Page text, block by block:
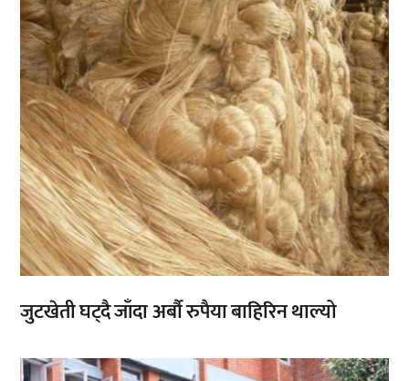
जुटखेती घट्दै जाँदा अर्बौ रुपैया बाहिरिन थाल्यो
,,